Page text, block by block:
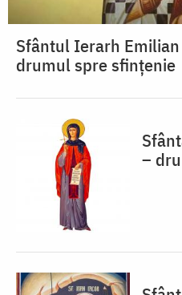
Sfântul Ierarh
drumul spre sfințenie
–